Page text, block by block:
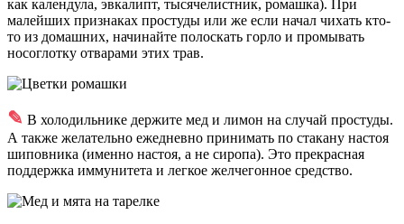
как календула, эвкалипт, тысячелистник, ромашка). При
малейших признаках простуды или же если начал чихать кто-
то из домашних, начинайте полоскать горло и промывать
носоглотку отварами этих трав.
✎ В холодильнике держите мед и лимон на случай простуды.
А также желательно ежедневно принимать по стакану настоя
шиповника (именно настоя, а не сиропа). Это прекрасная
поддержка иммунитета и легкое желчегонное средство.